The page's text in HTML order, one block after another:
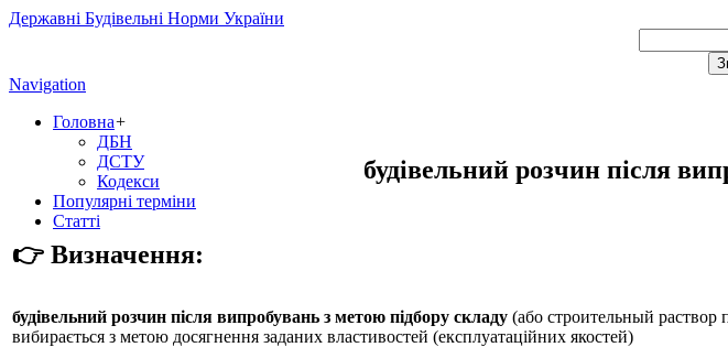
Державні Будівельні Норми України
Navigation
Головна+
ДБН
ДСТУ
Кодекси
Популярні терміни
Статті
будівельний розчин після
👉 Визначення:
будівельний розчин після випробувань з метою підбору складу (або строительный раствор
вибирається з метою досягнення заданих властивостей (експлуатаційних якостей)